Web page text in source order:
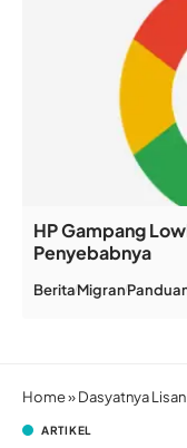
HP Gampang
Penyebabnya
BeritaMigran
Home»Dasyatnya Lisan
ARTIKEL